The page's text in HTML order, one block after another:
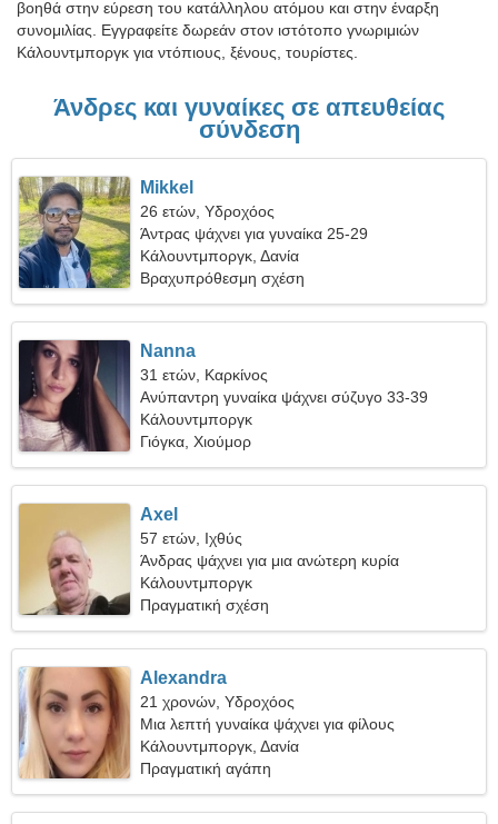
βοηθά στην εύρεση του κατάλληλου ατόμου και στην έναρξη
συνομιλίας. Εγγραφείτε δωρεάν στον ιστότοπο γνωριμιών
Κάλουντμποργκ για ντόπιους, ξένους, τουρίστες.
Άνδρες και γυναίκες σε απευθείας
σύνδεση
Mikkel
26 ετών, Υδροχόος
Άντρας ψάχνει για γυναίκα 25-29
Κάλουντμποργκ, Δανία
Βραχυπρόθεσμη σχέση
Nanna
31 ετών, Καρκίνος
Ανύπαντρη γυναίκα ψάχνει σύζυγο 33-39
Κάλουντμποργκ
Γιόγκα, Χιούμορ
Axel
57 ετών, Ιχθύς
Άνδρας ψάχνει για μια ανώτερη κυρία
Κάλουντμποργκ
Πραγματική σχέση
Alexandra
21 χρονών, Υδροχόος
Μια λεπτή γυναίκα ψάχνει για φίλους
Κάλουντμποργκ, Δανία
Πραγματική αγάπη